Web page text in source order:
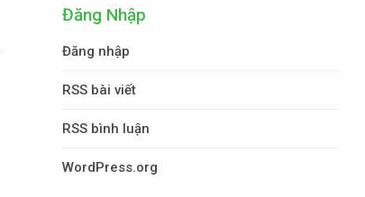
Đăng Nhập
Đăng nhập
RSS bài viết
RSS bình luận
WordPress.org